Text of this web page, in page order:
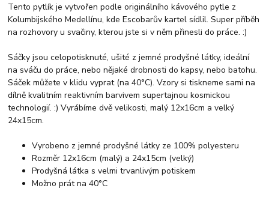
Tento pytlík je vytvořen podle originálního kávového pytle z
Kolumbijského Medellínu, kde Escobarův kartel sídlil. Super příběh
na rozhovory u svačiny, kterou jste si v něm přinesli do práce. :)
Sáčky jsou celopotisknuté, ušité z jemné prodyšné látky, ideální
na sváču do práce, nebo nějaké drobnosti do kapsy, nebo batohu.
Sáček můžete v klidu vyprat (na 40°C). Vzory si tiskneme sami na
dílně kvalitním reaktivním barvivem supertajnou kosmickou
technologií. :) Vyrábíme dvě velikosti, malý 12x16cm a velký
24x15cm.
Vyrobeno z jemné prodyšné látky ze 100% polyesteru
Rozměr 12x16cm (malý) a 24x15cm (velký)
Prodyšná látka s velmi trvanlivým potiskem
Možno prát na 40°C